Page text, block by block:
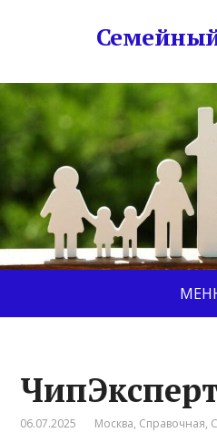
06.07.2025 Москва, Справочная,